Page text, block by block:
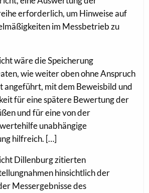
erforderlich, um Hinweise auf
im Messbetrieb zu
wäre die Speicherung
wie weiter oben ohne Anspruch
angeführt, mit dem Beweisbild und
für eine spätere Bewertung der
und für eine von der
unabhängige
hilfreich. […]
Dillenburg zitierten
hinsichtlich der
Messergebnisse des